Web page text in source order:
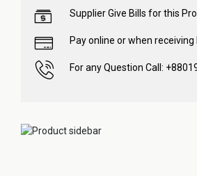
Supplier Give Bills for this
Pay online or when receiving
For any Question Call: